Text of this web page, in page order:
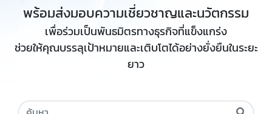
พร้อมส่งมอบความเชี่ยวชาญและนวัตกรรม
เพื่อร่วมเป็นพันธมิตรทางธุรกิจที่แข็งแกร่ง
ช่วยให้คุณบรรลุเป้าหมายและเติบโตได้อย่างยั่งยืนในระยะ
ยาว